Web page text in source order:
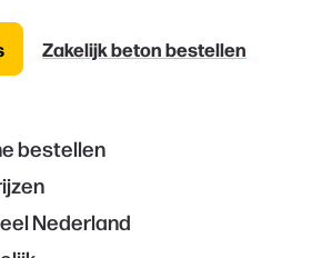
Zakelijk beton bestellen
bestellen
Nederland